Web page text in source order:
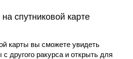
спутниковой карте
карты вы сможете увидеть
другого ракурса и открыть для